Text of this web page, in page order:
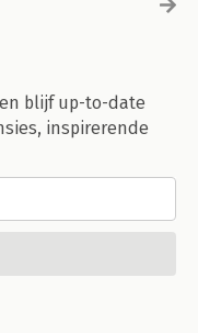
blijf up-to-date
inspirerende